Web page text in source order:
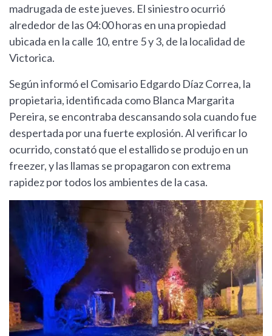
madrugada de este jueves. El siniestro ocurrió
alrededor de las 04:00 horas en una propiedad
ubicada en la calle 10, entre 5 y 3, de la localidad de
Victorica.
Según informó el Comisario Edgardo Díaz Correa, la
propietaria, identificada como Blanca Margarita
Pereira, se encontraba descansando sola cuando fue
despertada por una fuerte explosión. Al verificar lo
ocurrido, constató que el estallido se produjo en un
freezer, y las llamas se propagaron con extrema
rapidez por todos los ambientes de la casa.